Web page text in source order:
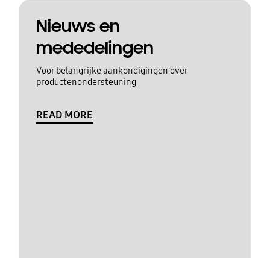
Nieuws en
mededelingen
Voor belangrijke aankondigingen over
productenondersteuning
READ MORE